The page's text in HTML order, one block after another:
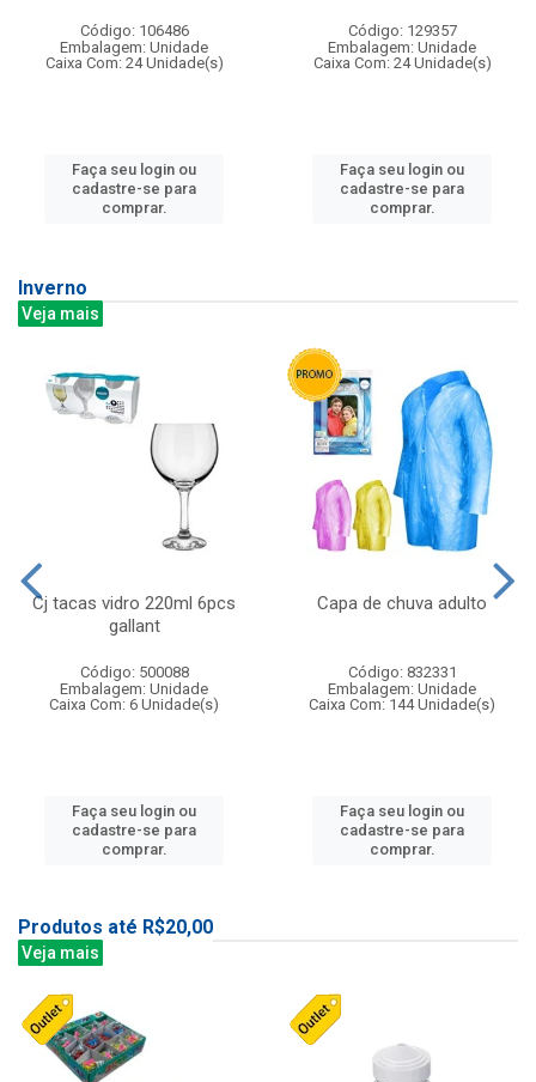
Código: 106486
Embalagem: Unidade
Caixa Com: 24 Unidade(s)
Faça seu login ou
cadastre-se para
comprar.
Código: 129357
Embalagem: Unidade
Caixa Com: 24 Unidade(s)
Faça seu login ou
cadastre-se para
comprar.
Inverno
Veja mais
Cj tacas vidro 220ml 6pcs
gallant
Código: 500088
Embalagem: Unidade
Caixa Com: 6 Unidade(s)
Faça seu login ou
cadastre-se para
comprar.
Capa de chuva adulto
Código: 832331
Embalagem: Unidade
Caixa Com: 144 Unidade(s)
Faça seu login ou
cadastre-se para
comprar.
Produtos até R$20,00
Veja mais